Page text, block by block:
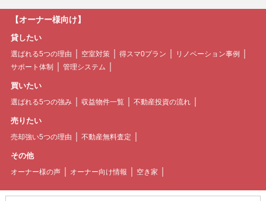
【オーナー様向け】
貸したい
選ばれる5つの理由 空室対策 得スマ0プラン
リノベーション事例
サポート体制
管理システム
買いたい
選ばれる5つの強み 収益物件一覧 不動産投資の流れ
売りたい
売却強い5つの理由 不動産無料査定
その他
オーナー様の声 オーナー向け情報 空き家